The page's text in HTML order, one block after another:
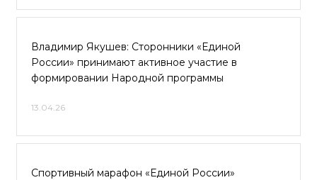
Владимир Якушев: Сторонники «Единой
России» принимают активное участие в
формировании Народной программы
13.04.26
Спортивный марафон «Единой России»